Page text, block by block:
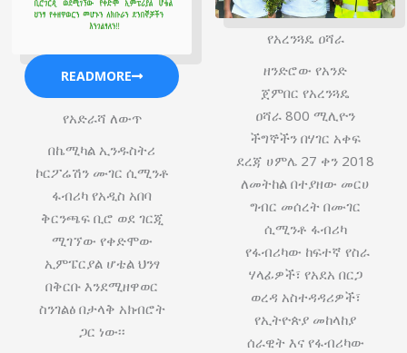
READMORE
የአድራሻ ለውጥ
በኬሚካል ኢንዱስትሪ
ኮርፖሬሽን ሙገር ሲሚንቶ
ፋብሪካ የአዲስ አበባ
ቅርንጫፍ ቢሮ ወደ ገርጂ
ሚገኘው የቀድሞው
ኢምፔርያል ሆቴል ህንፃ
በቅርቡ እንደሚዘዋወር
ስንገልፅ በታላቅ አክብሮት
ጋር ነው፡፡
የአረንጓዴ ዐሻራ
ዘንድሮው የአንድ
ጀምበር የአረንጓዴ
ዐሻራ 800 ሚሊዮን
ችግኞችን በሃገር አቀፍ
ደረጃ ሀምሌ 27 ቀን 2018
ለመትከል በተያዘው መርሀ
ግብር መሰረት በሙገር
ሲሚንቶ ፋብሪካ
የፋብሪካው ከፍተኛ የስራ
ሃላፊዎች፣ የአደአ በርጋ
ወረዳ አስተዳዳሪዎች፣
የኢትዮጵያ መከላከያ
ሰራዊት እና የፋብሪካው